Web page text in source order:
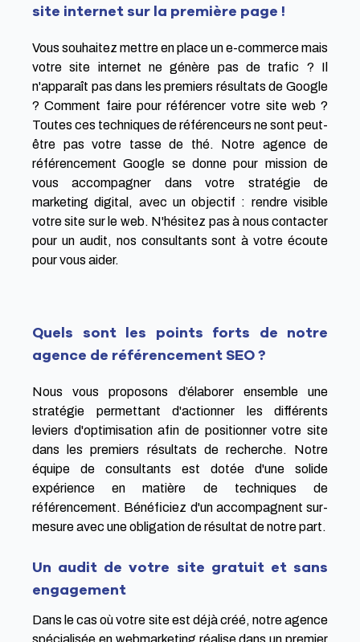
site internet sur la première page !
Vous souhaitez mettre en place un e-commerce mais
votre site internet ne génère pas de trafic ? Il
n'apparaît pas dans les premiers résultats de Google
? Comment faire pour référencer votre site web ?
Toutes ces techniques de référenceurs ne sont peut-
être pas votre tasse de thé. Notre agence de
référencement Google se donne pour mission de
vous accompagner dans votre stratégie de
marketing digital, avec un objectif : rendre visible
votre site sur le web. N'hésitez pas à nous contacter
pour un audit, nos consultants sont à votre écoute
pour vous aider.
Quels sont les points forts de notre
agence de référencement SEO ?
Nous vous proposons d’élaborer ensemble une
stratégie permettant d'actionner les différents
leviers d'optimisation afin de positionner votre site
dans les premiers résultats de recherche. Notre
équipe de consultants est dotée d'une solide
expérience en matière de techniques de
référencement. Bénéficiez d'un accompagnent sur-
mesure avec une obligation de résultat de notre part.
Un audit de votre site gratuit et sans
engagement
Dans le cas où votre site est déjà créé, notre agence
spécialisée en webmarketing réalise dans un premier